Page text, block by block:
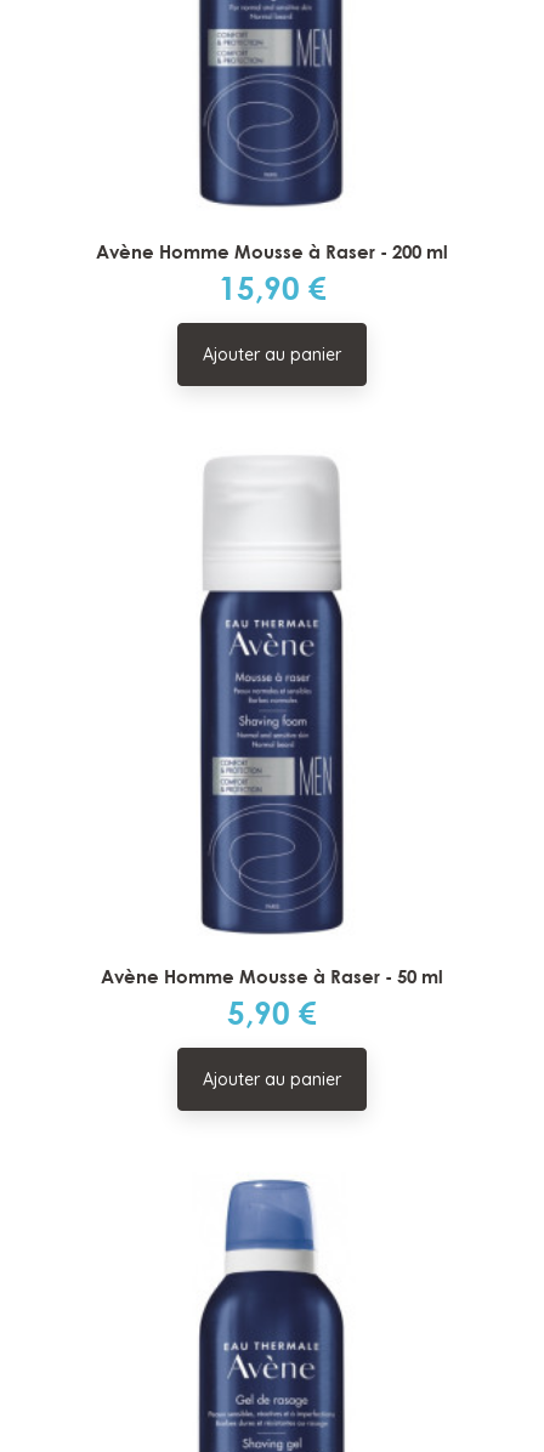
Avène Homme Mousse à Raser - 200 ml
Prix
15,90 €
Ajouter au panier
Avène Homme Mousse à Raser - 50 ml
Prix
5,90 €
Ajouter au panier